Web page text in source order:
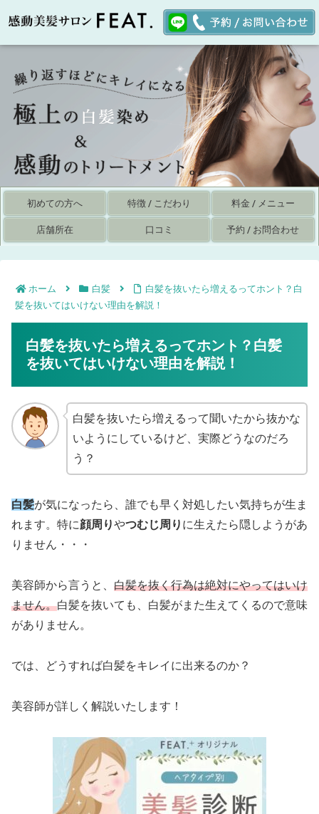
初めての方へ 特徴 / こだわり 料金 / メニュー
店舗所在 口コミ 予約 / お問合わせ
ホーム 白髪
白髪を抜いたら増えるってホント？白
髪を抜いてはいけない理由を解説！
白髪を抜いたら増えるってホント？白髪
を抜いてはいけない理由を解説！
白髪を抜いたら増えるって聞いたから抜かな
いようにしているけど、実際どうなのだろ
う？
白髪が気になったら、誰でも早く対処したい気持ちが生ま
れます。特に顔周りやつむじ周り に生えたら隠しようがあ
りません・・・
美容師から言うと、 白髪を抜く行為は絶対にやってはいけ
ません。白髪を抜いても、白髪がまた生えてくるので意味
がありません。
では、どうすれば白髪をキレイに出来るのか？
美容師が詳しく解説いたします！